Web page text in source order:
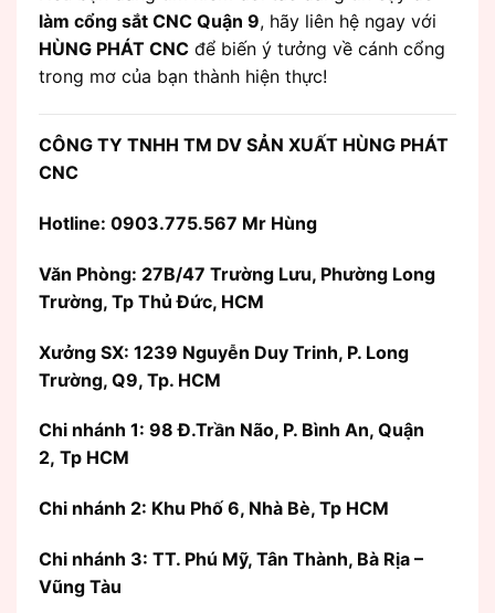
làm cổng sắt CNC Quận 9, hãy liên hệ ngay với
HÙNG PHÁT CNC để biến ý tưởng về cánh cổng
trong mơ của bạn thành hiện thực!
CÔNG TY TNHH TM DV SẢN XUẤT HÙNG PHÁT
CNC
Hotline: 0903.775.567 Mr Hùng
Văn Phòng: 27B/47 Trường Lưu, Phường Long
Trường, Tp Thủ Đức, HCM
Xưởng SX: 1239 Nguyễn Duy Trinh, P. Long
Trường, Q9, Tp. HCM
Chi nhánh 1: 98 Đ.Trần Não, P. Bình An, Quận
2, Tp HCM
Chi nhánh 2: Khu Phố 6, Nhà Bè, Tp HCM
Chi nhánh 3: TT. Phú Mỹ, Tân Thành, Bà Rịa –
Vũng Tàu